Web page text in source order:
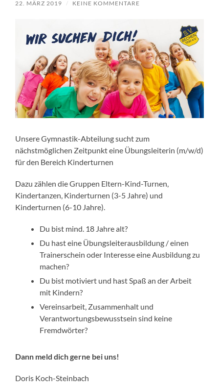
22. MÄRZ 2019 / KEINE KOMMENTARE
Unsere Gymnastik-Abteilung sucht zum
nächstmöglichen Zeitpunkt eine Übungsleiterin (m/w/d)
für den Bereich Kinderturnen
Dazu zählen die Gruppen Eltern-Kind-Turnen,
Kindertanzen, Kinderturnen (3-5 Jahre) und
Kinderturnen (6-10 Jahre).
Du bist mind. 18 Jahre alt?
Du hast eine Übungsleiterausbildung / einen
Trainerschein oder Interesse eine Ausbildung zu
machen?
Du bist motiviert und hast Spaß an der Arbeit
mit Kindern?
Vereinsarbeit, Zusammenhalt und
Verantwortungsbewusstsein sind keine
Fremdwörter?
Dann meld dich gerne bei uns!
Doris Koch-Steinbach